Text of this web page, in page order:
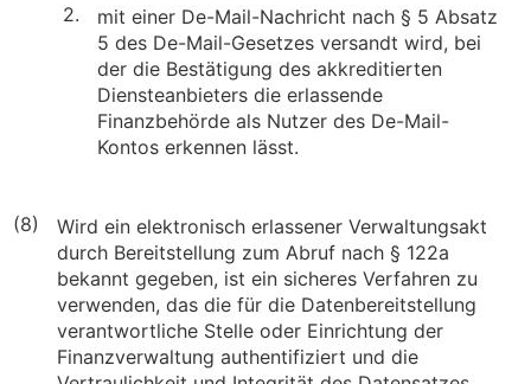
2.
mit einer De-Mail-Nachricht nach § 5 Absatz
5 des De-Mail-Gesetzes versandt wird, bei
der die Bestätigung des akkreditierten
Diensteanbieters die erlassende
Finanzbehörde als Nutzer des De-Mail-
Kontos erkennen lässt.
(8)
Wird ein elektronisch erlassener Verwaltungsakt
durch Bereitstellung zum Abruf nach § 122a
bekannt gegeben, ist ein sicheres Verfahren zu
verwenden, das die für die Datenbereitstellung
verantwortliche Stelle oder Einrichtung der
Finanzverwaltung authentifiziert und die